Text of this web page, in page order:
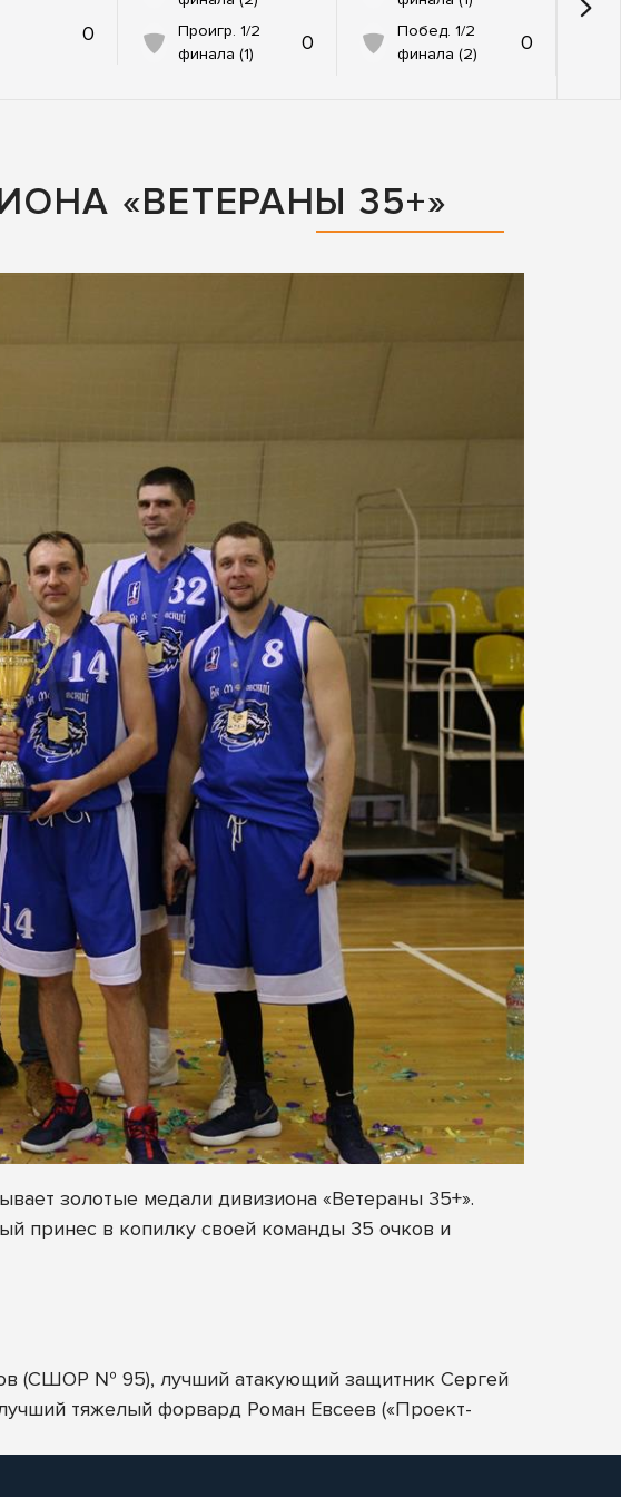
0
Проигр. 1/2
финала (1)
0
Побед. 1/2
финала (2)
0
«ВЕТЕРАНЫ 35+»
золотые медали дивизиона «Ветераны 35+».
принес в копилку своей команды 35 очков и
(СШОР № 95), лучший атакующий защитник Сергей
тяжелый форвард Роман Евсеев («Проект-